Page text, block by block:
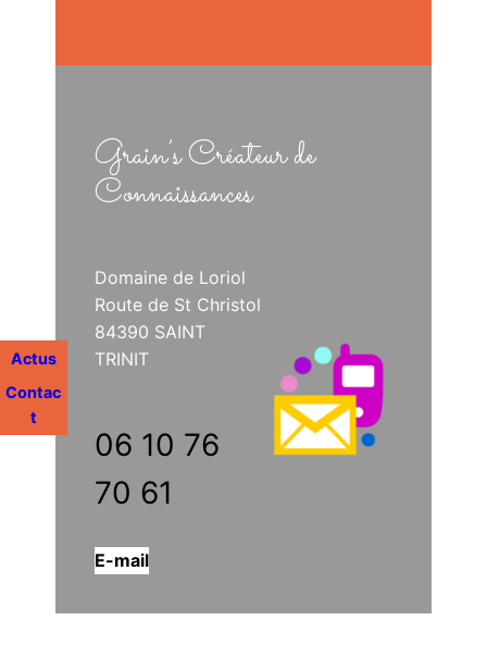
Actus
Contac
t
Grain’s Créateur de
Connaissances
Domaine de Loriol
Route de St Christol
84390 SAINT
TRINIT
06 10 76
70 61
E-mail